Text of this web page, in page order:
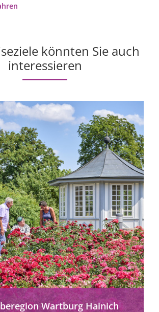
könnten Sie auch
interessieren
Wartburg Hainich